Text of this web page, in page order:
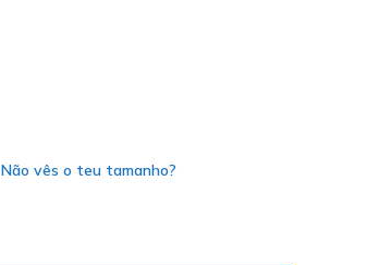
Não vês o teu tamanho?